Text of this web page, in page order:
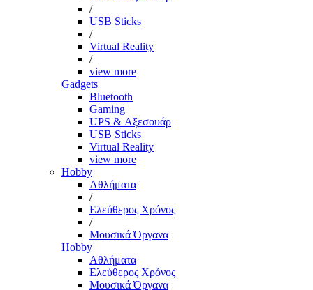
/
USB Sticks
/
Virtual Reality
/
view more
Gadgets
Bluetooth
Gaming
UPS & Αξεσουάρ
USB Sticks
Virtual Reality
view more
Hobby
Αθλήματα
/
Ελεύθερος Χρόνος
/
Μουσικά Όργανα
Hobby
Αθλήματα
Ελεύθερος Χρόνος
Μουσικά Όργανα